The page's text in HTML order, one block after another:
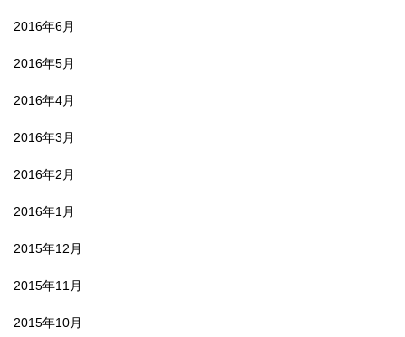
2016年6月
2016年5月
2016年4月
2016年3月
2016年2月
2016年1月
2015年12月
2015年11月
2015年10月